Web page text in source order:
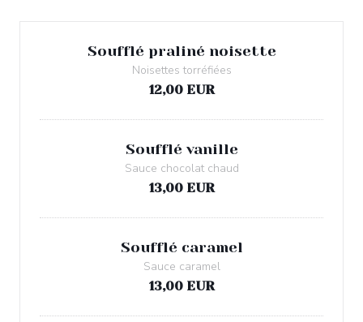
Soufflé praliné noisette
Noisettes torréfiées
12,00 EUR
Soufflé vanille
Sauce chocolat chaud
13,00 EUR
Soufflé caramel
Sauce caramel
13,00 EUR